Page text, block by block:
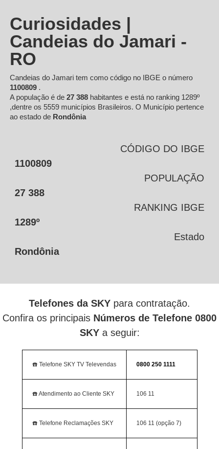
Curiosidades |
Candeias do Jamari -
RO
Candeias do Jamari tem como código no IBGE o número
1100809 .
A população é de 27 388 habitantes e está no ranking 1289º
,dentre os 5559 municípios Brasileiros. O Município pertence
ao estado de Rondônia
CÓDIGO DO IBGE
1100809
POPULAÇÃO
27 388
RANKING IBGE
1289º
Estado
Rondônia
Telefones da SKY para contratação.
Confira os principais Números de Telefone 0800
SKYa seguir:
☎️ Telefone SKY TV Televendas 0800 250 1111
☎️ Atendimento ao Cliente SKY 106 11
☎️ Telefone Reclamações SKY 106 11 (opção 7)